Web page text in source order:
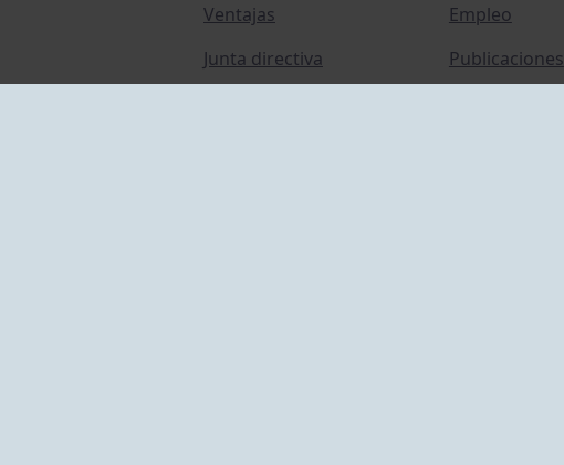
Ventajas
Empleo
Junta directiva
Publicaciones